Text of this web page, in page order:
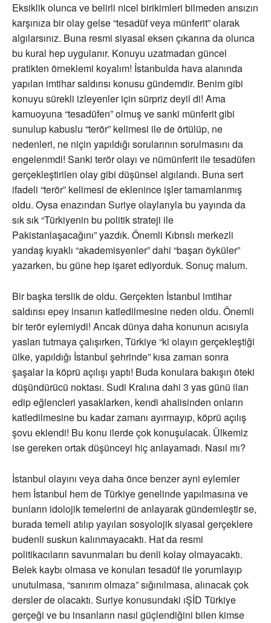
Eksiklik olunca ve belirli nicel birikimleri bilmeden ansızın
karşınıza bir olay gelse “tesadüf veya münferit” olarak
algılarsınız. Buna resmi siyasal eksen çıkarına da olunca
bu kural hep uygulanır. Konuyu uzatmadan güncel
pratikten örneklemi koyalım! İstanbulda hava alanında
yapılan imtihar saldırısı konusu gündemdir. Benim gibi
konuyu sürekli izleyenler için sürpriz deyil di! Ama
kamuoyuna “tesadüfen” olmuş ve sanki münferit gibi
sunulup kabuslu “terör” kelimesi ile de örtülüp, ne
nedenleri, ne niçin yapıldığı sorularının sorulmasını da
engelenmdi! Sanki terör olayı ve nümünferit ile tesadüfen
gerçekleştirilen olay gibi düşünsel algılandı. Buna sert
ifadeli “terör” kelimesi de eklenince işler tamamlanmış
oldu. Oysa enazından Suriye olaylarıyla bu yayında da
sık sık “Türkiyenin bu politik strateji ile
Pakistanlaşacağını” yazdık. Önemli Kıbrıslı merkezli
yandaş kıyaklı “akademisyenler” dahi “başarı öyküler”
yazarken, bu güne hep işaret ediyorduk. Sonuç malum.
Bir başka terslik de oldu. Gerçekten İstanbul imtihar
saldırısı epey insanın katledilmesine neden oldu. Önemli
bir terör eylemiydi! Ancak dünya daha konunun acısıyla
yasları tutmaya çalışırken, Türkiye “ki olayın gerçekleştiği
ülke, yapıldığı İstanbul şehrinde” kısa zaman sonra
şaşalar la köprü açılışı yaptı! Buda konulara bakışın öteki
düşündürücü noktası. Sudi Kralına dahi 3 yas günü ilan
edip eğlencleri yasaklarken, kendi ahalisinden onların
katledilmesine bu kadar zamanı ayırmayıp, köprü açılış
şovu eklendi! Bu konu ilerde çok konuşulacak. Ülkemiz
ise gereken ortak düşünceyi hiç anlayamadı. Nasıl mı?
İstanbul olayını veya daha önce benzer ayni eylemler
hem İstanbul hem de Türkiye genelinde yapılmasına ve
bunların idolojik temelerini de anlayarak gündemleştir se,
burada temeli atılıp yayılan sosyolojik siyasal gerçeklere
budenli suskun kalınmayacaktı. Hat da resmi
politikacıların savunmaları bu denli kolay olmayacaktı.
Belek kaybı olmasa ve konuları tesadüf ile yorumlayıp
unutulmasa, “sanırım olmaza” sığınılmasa, alınacak çok
dersler de olacaktı. Suriye konusundaki ıŞİD Türkiye
gerçeği ve bu insanların nasıl güçlendiğini bilen kimse